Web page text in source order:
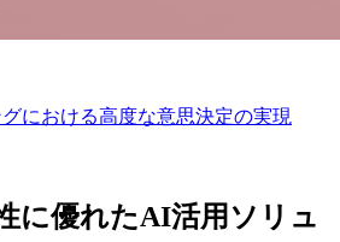
における高度な意思決定の実現
に優れたAI活用ソリュ